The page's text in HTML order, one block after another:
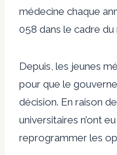
médecine chaque
058 dans le cadre du
Depuis, les jeunes
pour que le
décision. En raison
universitaires n’ont
reprogrammer les